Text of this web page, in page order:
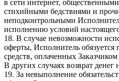
в сети интернет,
стихийными бедствиями и
неподконтрольными
исполнению условий
18. В случае невозможности
оферты, Исполнитель обязуется
средств, оплаченных
В других случаях возврат денег
19. За невыполнение